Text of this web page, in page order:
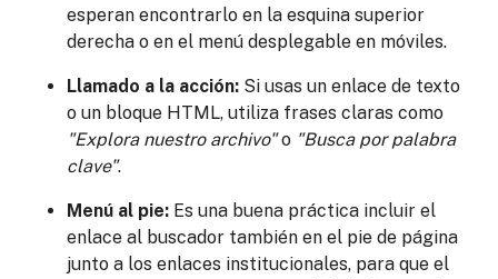
esperan encontrarlo en la esquina superior
derecha o en el menú desplegable en móviles.
Llamado a la acción: Si usas un enlace de texto
o un bloque HTML, utiliza frases claras como
"Explora nuestro archivo"o "Busca por palabra
clave".
Menú al pie: Es una buena práctica incluir el
enlace al buscador también en el pie de página
junto a los enlaces institucionales, para que el